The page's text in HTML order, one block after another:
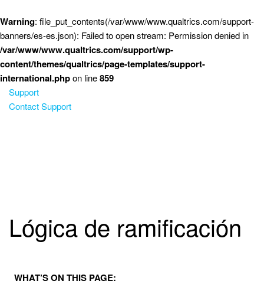
Warning: file_put_contents(/var/www/www.qualtrics.com/support-
banners/es-es.json): Failed to open stream: Permission denied in
/var/www/www.qualtrics.com/support/wp-
content/themes/qualtrics/page-templates/support-
international.phpon line859
Support
Contact Support
Lógica de ramificación
WHAT’S ON THIS PAGE: